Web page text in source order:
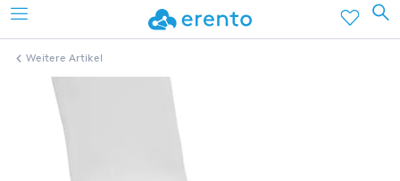
Weitere Artikel